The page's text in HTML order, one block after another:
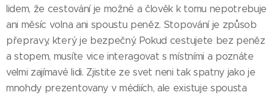
lidem, že cestování je možné a člověk k tomu nepotrebuje
ani měsíc volna ani spoustu peněz. Stopování je způsob
přepravy, který je bezpečný. Pokud cestujete bez peněz
a stopem, musíte vice interagovat s místními a poznáte
velmi zajímavé lidi. Zjistite ze svet neni tak spatny jako je
mnohdy prezentovany v médiích, ale existuje spousta